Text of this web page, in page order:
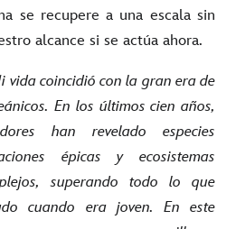
se recupere a una escala sin
alcance si se actúa ahora.
vida coincidió con la gran era de
En los últimos cien años,
han revelado especies
épicas y ecosistemas
superando todo lo que
cuando era joven. En este